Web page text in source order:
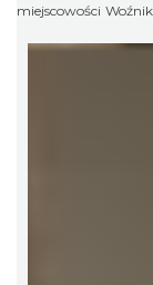
miejscowości
wyjątkowym